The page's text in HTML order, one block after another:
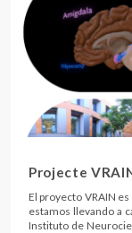
Projecte
El proyecto VRAIN
estamos llevando a
Instituto de